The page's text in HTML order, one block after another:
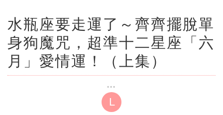
水瓶座要走運了～齊齊擺脫單
身狗魔咒，超準十二星座「六
月」愛情運！（上集）
L